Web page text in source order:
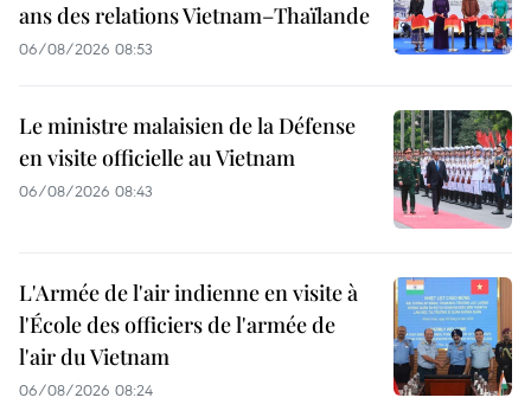
ans des relations Vietnam–Thaïlande
06/08/2026 08:53
Le ministre malaisien de la Défense
en visite officielle au Vietnam
06/08/2026 08:43
L'Armée de l'air indienne en visite à
l'École des officiers de l'armée de
l'air du Vietnam
06/08/2026 08:24